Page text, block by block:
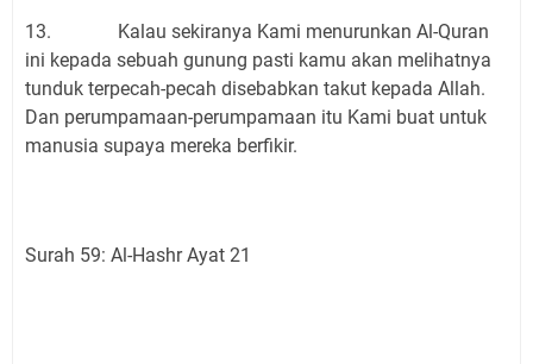
13. Kalau sekiranya Kami menurunkan Al-Quran
ini kepada sebuah gunung pasti kamu akan melihatnya
tunduk terpecah-pecah disebabkan takut kepada Allah.
Dan perumpamaan-perumpamaan itu Kami buat untuk
manusia supaya mereka berfikir.
Surah 59: Al-Hashr Ayat 21